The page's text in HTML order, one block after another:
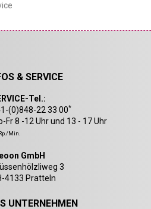
& SERVICE
Tel.:
(0)848-22 33 00*
Fr 8 -12 Uhr und 13 - 17 Uhr
Min.
GmbH
3
4133 Pratteln
UNTERNEHMEN